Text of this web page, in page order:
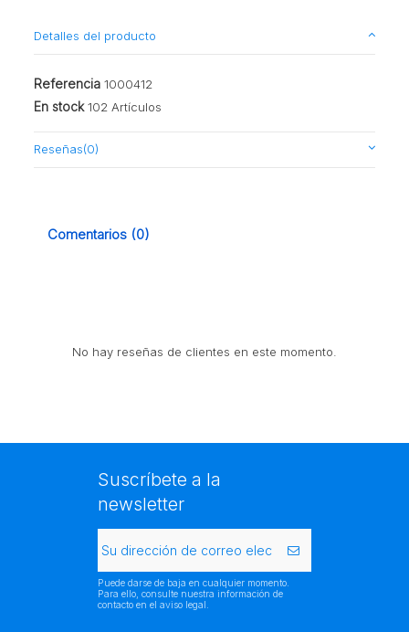
Detalles del producto
Referencia 1000412
En stock 102 Artículos
Reseñas(0)
Comentarios (0)
No hay reseñas de clientes en este momento.
Suscríbete a la
newsletter
Puede darse de baja en cualquier momento.
Para ello, consulte nuestra información de
contacto en el aviso legal.